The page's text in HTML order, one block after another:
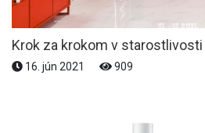
Krok za krokom v
16. jún 2021 909